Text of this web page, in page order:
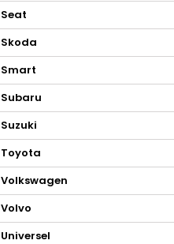
Seat
Skoda
Smart
Subaru
Suzuki
Toyota
Volkswagen
Volvo
Universel